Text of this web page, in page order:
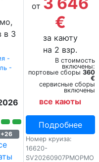
в 3
-
-
+26
от
€
за каюту
на 2 взр.
В стоимость
включены:
портовые сборы 360
€
сервисные сборы
включены
все каюты
Подробнее
Номер круиза:
16620-
SV20260907PMOPMO